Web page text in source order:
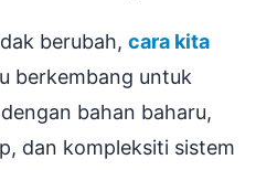
berubah, cara kita
berkembang untuk
bahan baharu,
dan kompleksiti sistem